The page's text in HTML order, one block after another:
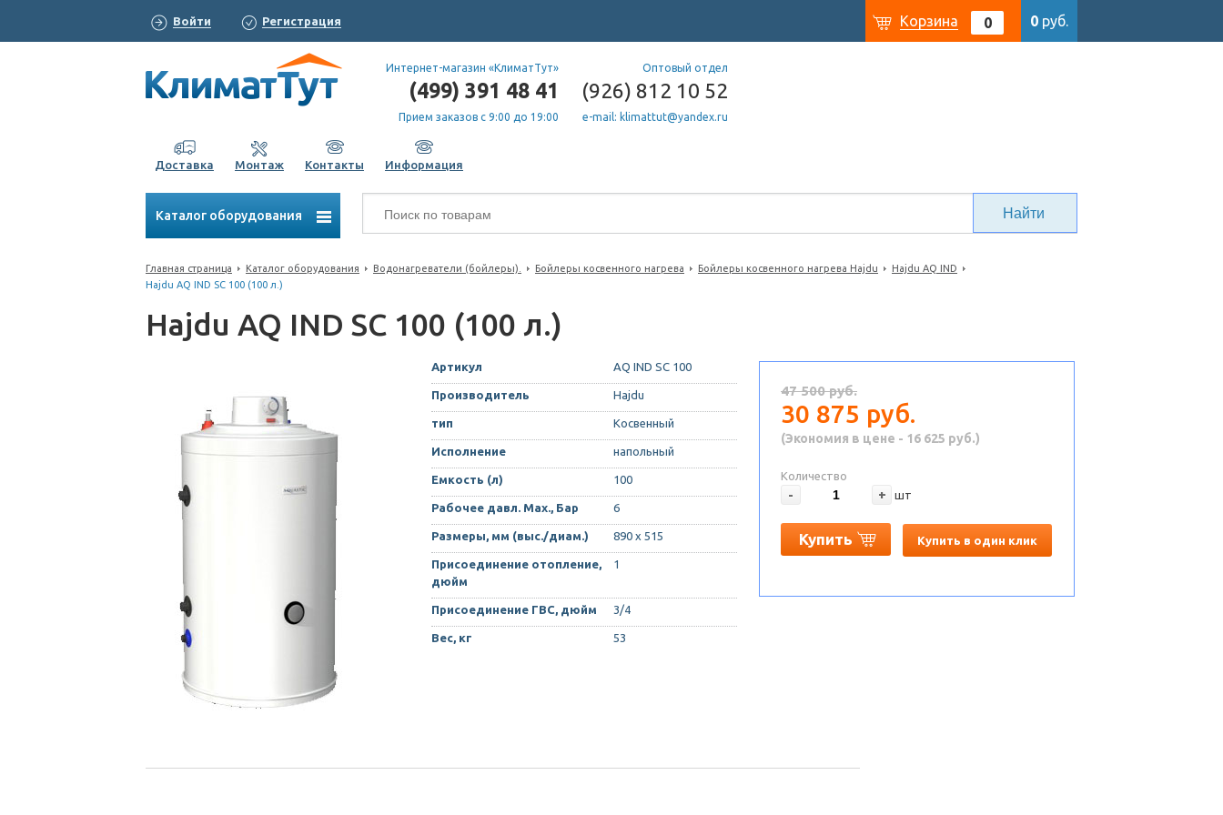
Корзина 0 0 руб.
Войти Регистрация
Интернет-магазин «КлиматТут»
(499) 391 48 41
Прием заказов с 9:00 до 19:00
Оптовый отдел
(926) 812 10 52
e-mail: klimattut@yandex.ru
Доставка Монтаж Контакты Информация
Каталог оборудования
Главная страница Каталог оборудования Водонагреватели (бойлеры). Бойлеры косвенного нагрева Бойлеры косвенного нагрева Hajdu
Hajdu AQ IND
Hajdu AQ IND SC 100 (100 л.)
Hajdu AQ IND SC 100 (100 л.)
Артикул AQ IND SC 100
Производитель Hajdu
тип Косвенный
Исполнение напольный
Емкость (л) 100
Рабочее давл. Max., Бар 6
Размеры, мм (выс./диам.) 890 х 515
Присоединение отопление,
дюйм
1
Присоединение ГВС, дюйм 3/4
Вес, кг 53
47 500 руб.
30 875 руб.
(Экономия в цене - 16 625 руб.)
Количество
- + шт
Купить Купить в один клик